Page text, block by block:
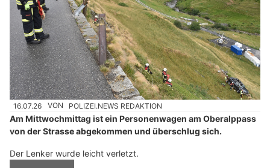
16.07.26 VON POLIZEI.NEWS REDAKTION
Am Mittwochmittag ist ein Personenwagen am Oberalppass
von der Strasse abgekommen und überschlug sich.
Der Lenker wurde leicht verletzt.